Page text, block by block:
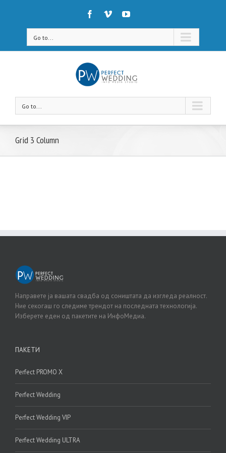
Go to...
Go to...
Grid 3 Column
Направете ја вашата свадба од соништата да изгледа реалност.
Ние секогаш го следиме трендот на последната технологија.
Изберете еден од пакетите на ИнфоМедиа.
ПАКЕТИ
Perfect PROMO X
Perfect Wedding
Perfect Wedding VIP
Perfect Wedding ULTRA